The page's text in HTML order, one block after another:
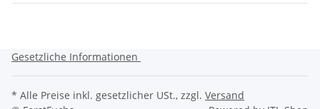
Gesetzliche Informationen
* Alle Preise inkl. gesetzlicher USt., zzgl. Versand